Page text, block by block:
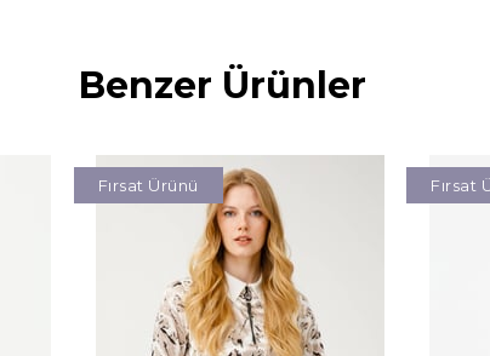
Benzer Ürünler
Fırsat Ürünü Fırsat